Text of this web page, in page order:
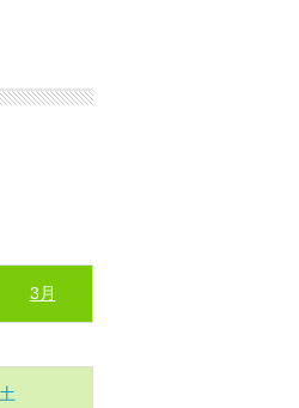
3月
土